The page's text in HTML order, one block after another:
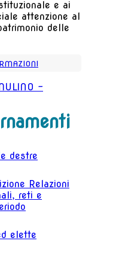
e ai
attenzione al
delle
-
destre
Relazioni
reti e
elette